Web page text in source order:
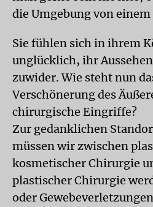
die Umgebung von
Sie fühlen sich in ihrem
unglücklich, ihr
zuwider. Wie steht nun
Verschönerung des
chirurgische Eingriffe?
Zur gedanklichen
müssen wir zwischen
kosmetischer Chirurgie
plastischer Chirurgie
oder